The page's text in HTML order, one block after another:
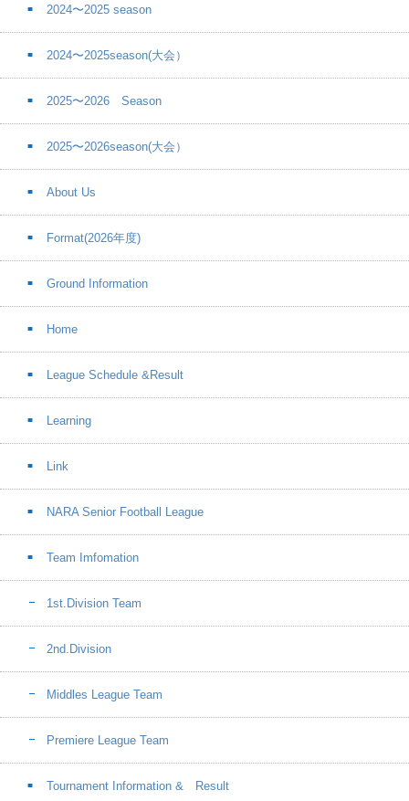
2024〜2025 season
2024〜2025season(大会）
2025〜2026 Season
2025〜2026season(大会）
About Us
Format(2026年度)
Ground Information
Home
League Schedule &Result
Learning
Link
NARA Senior Football League
Team Imfomation
1st.Division Team
2nd.Division
Middles League Team
Premiere League Team
Tournament Information & Result